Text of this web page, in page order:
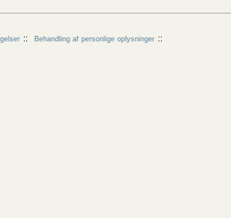
Behandling af personlige oplysninger